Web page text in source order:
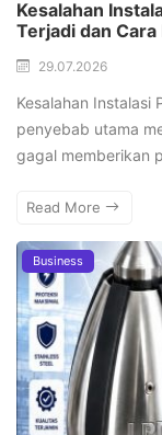
Kesalahan
Terjadi dan
29.07.2026
Kesalahan Instalasi
penyebab utama
gagal memberikan
Read More
Business